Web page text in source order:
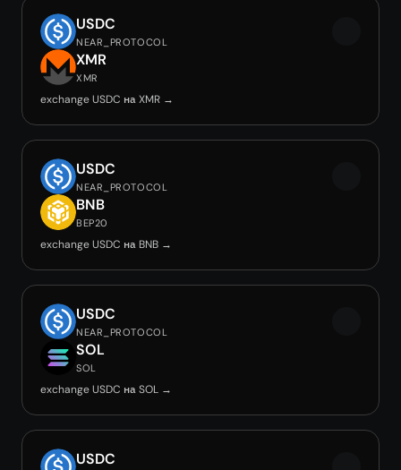
USDC
NEAR_PROTOCOL
XMR
XMR
exchange USDC на XMR →
USDC
NEAR_PROTOCOL
BNB
BEP20
exchange USDC на BNB →
USDC
NEAR_PROTOCOL
SOL
SOL
exchange USDC на SOL →
USDC